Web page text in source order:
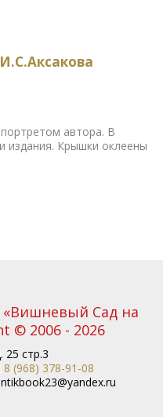
автора. В
издания. Крышки оклеены
Сад на
© 2006 - 2026
25 стр.3
8 (968) 378-91-08